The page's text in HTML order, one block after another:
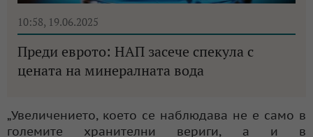
10:58, 19.06.2025
Преди еврото: НАП засече спекула с
цената на минералната вода
„Увеличението, което се наблюдава не е само в
големите хранителни вериги, а и в